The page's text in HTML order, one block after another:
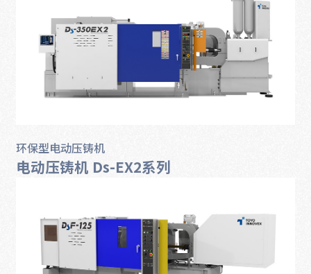
环保型电动压铸机
电动压铸机 Ds-EX2系列